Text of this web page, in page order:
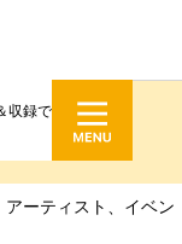
収録で
ーティスト、イベン